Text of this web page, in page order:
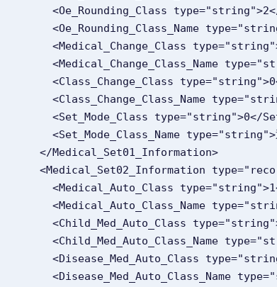
<Oe_Rounding_Class
<Oe_Rounding_Class_Name
<Medical_Change_Class
<Medical_Change_Class_Name
<Class_Change_Class
<Class_Change_Class_Name
<Set_Mode_Class
<Set_Mode_Class_Name
      </Medical_Set01_Information>
<Medical_Set02_Information
<Medical_Auto_Class
<Medical_Auto_Class_Name
<Child_Med_Auto_Class
<Child_Med_Auto_Class_Name
<Disease_Med_Auto_Class
<Disease_Med_Auto_Class_Name